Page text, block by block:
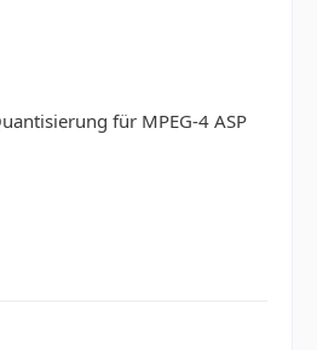
für MPEG-4 ASP